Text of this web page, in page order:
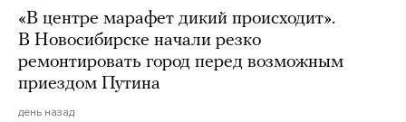
«В центре марафет дикий происходит».
В Новосибирске начали резко
ремонтировать город перед возможным
приездом Путина
день назад